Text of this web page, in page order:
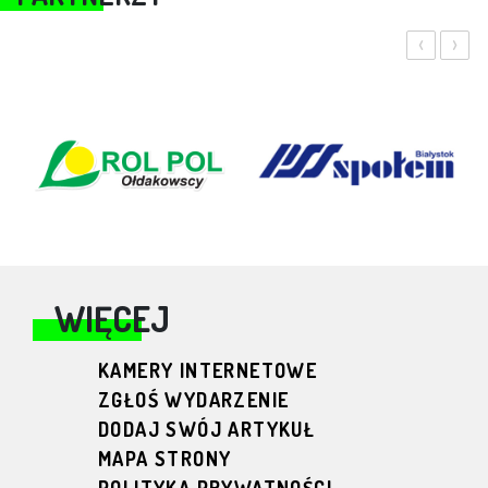
‹ ›
WIĘCEJ
KAMERY INTERNETOWE
ZGŁOŚ WYDARZENIE
DODAJ SWÓJ ARTYKUŁ
MAPA STRONY